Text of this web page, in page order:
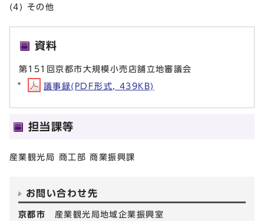
(4) その他
資料
第151回京都市大規模小売店舗立地審議会
議事録(PDF形式, 439KB)
担当課等
産業観光局 商工部 商業振興課
お問い合わせ先
京都市 産業観光局地域企業振興室